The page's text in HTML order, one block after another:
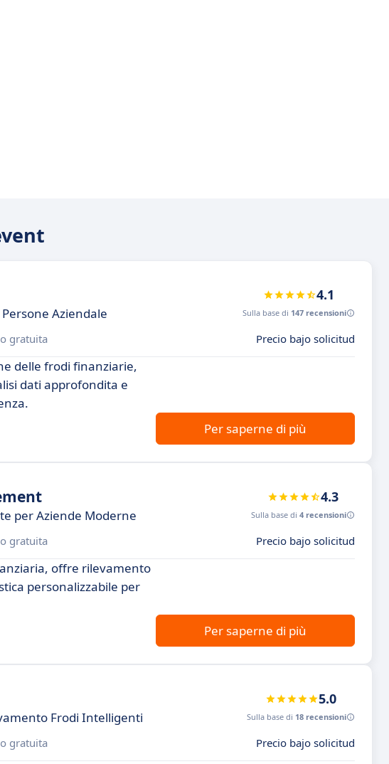
Aziendale
4.1
Sulla base di 147 recensioni
gratuita Precio bajo solicitud
delle frodi finanziarie,
dati approfondita e
Per saperne di più
per Aziende Moderne
4.3
Sulla base di 4 recensioni
gratuita Precio bajo solicitud
offre rilevamento
personalizzabile per
Per saperne di più
Frodi Intelligenti
5.0
Sulla base di 18 recensioni
gratuita Precio bajo solicitud